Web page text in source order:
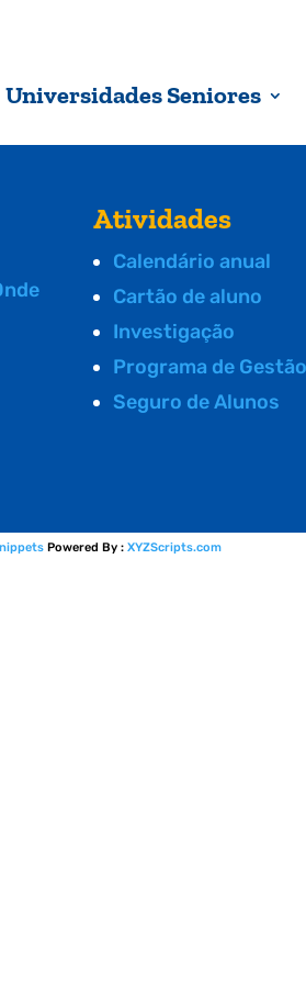
Universidades Seniores
Atividades
Calendário anual
Cartão de aluno
Investigação
Programa de Gestão
Seguro de Alunos
Powered By : XYZScripts.com